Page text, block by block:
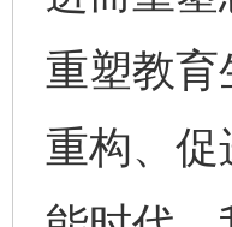
重塑教
重构、